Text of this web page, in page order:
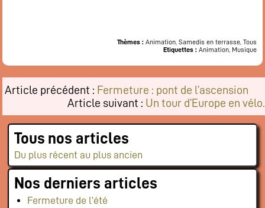
Rapports et documents
Thèmes : Animation, Samedis en terrasse, Tous
Etiquettes : Animation, Musique
Article précédent : Fermeture : pont de l’ascension
Article suivant : Un tour d’Europe en vélo.
Tous nos articles
Du plus récent au plus ancien
Nos derniers articles
Fermeture de l’été